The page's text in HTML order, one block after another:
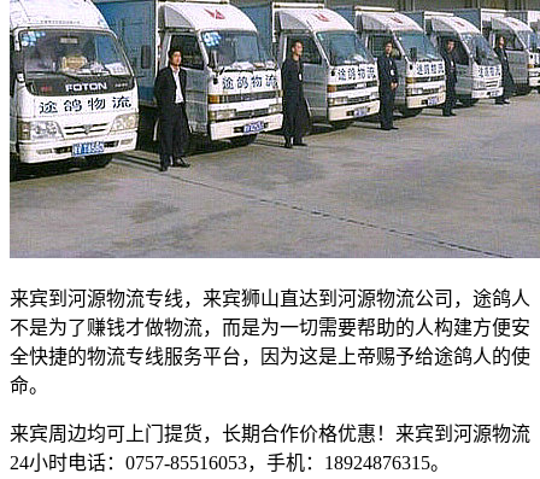
来宾到河源物流专线， 来宾狮山直达到河源物流公司，途鸽人
不是为了赚钱才做物流，而是为一切需要帮助的人构建方便安
全快捷的物流专线服务平台，因为这是上帝赐予给途鸽人的使
命。
来宾周边均可上门提货，长期合作价格优惠！来宾到河源物流
24小时电话： 0757-85516053，手机： 18924876315。